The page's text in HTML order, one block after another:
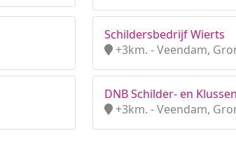
Schildersbedrijf Wierts
+3km. - Veendam,
DNB Schilder- en
+3km. - Veendam,